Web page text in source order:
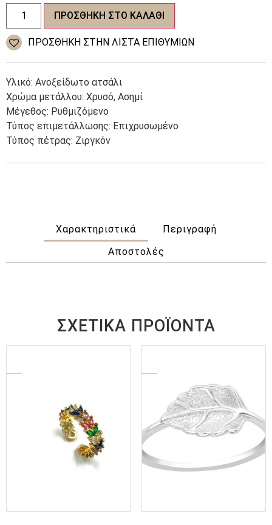
Υλικό: Ανοξείδωτο ατσάλι
Χρώμα μετάλλου: Χρυσό, Ασημί
Μέγεθος: Ρυθμιζόμενο
Τύπος επιμετάλλωσης: Επιχρυσωμένο
Τύπος πέτρας: Ζιργκόν
Γυναικείο
δαχτυλίδι
Ανοξείδωτο
ατσάλι
ποσότητα
ΠΡΟΣΘΉΚΗ ΣΤΟ ΚΑΛΆΘΙ
ΠΡΌΣΘΉΚΗ ΣΤΗΝ ΛΊΣΤΑ ΕΠΙΘΥΜΙΏΝ
Χαρακτηριστικά
Περιγραφή
Αποστολές
ΣΧΕΤΙΚΆ ΠΡΟΪΌΝΤΑ